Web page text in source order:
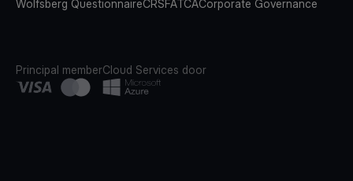
Wolfsberg QuestionnaireCRSFATCACorporate Governance
Principal memberCloud Services door